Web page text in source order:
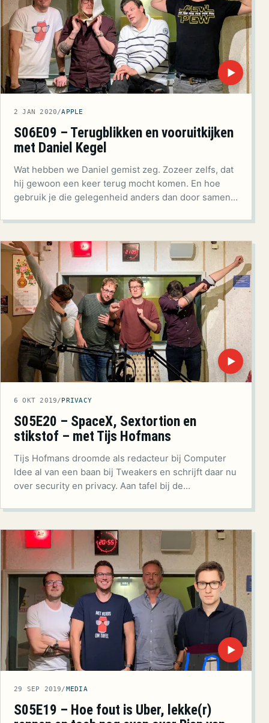
▶
2 JAN 2020/APPLE
S06E09 – Terugblikken en vooruitkijken
met Daniel Kegel
Wat hebben we Daniel gemist zeg. Zozeer zelfs, dat
hij gewoon een keer terug mocht komen. En hoe
gebruik je die gelegenheid anders dan door samen…
▶
6 OKT 2019/PRIVACY
S05E20 – SpaceX, Sextortion en
stikstof – met Tijs Hofmans
Tijs Hofmans droomde als redacteur bij Computer
Idee al van een baan bij Tweakers en schrijft daar nu
over security en privacy. Aan tafel bij de…
▶
29 SEP 2019/MEDIA
S05E19 – Hoe fout is Uber, lekke(r)